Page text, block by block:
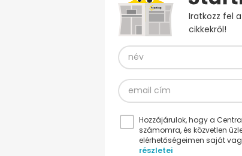
Iratkozz fel
cikkekről!
Hozzájárulok, hogy a
számomra, és közvetlen
elérhetőségeimen saját
részletei